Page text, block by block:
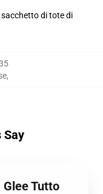
sacchetto di tote di
,
Say
Tutto